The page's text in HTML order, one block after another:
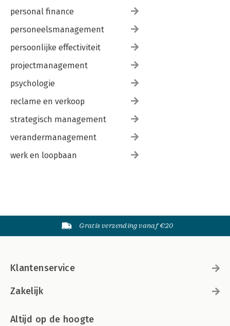
personal finance
personeelsmanagement
persoonlijke effectiviteit
projectmanagement
psychologie
reclame en verkoop
strategisch management
verandermanagement
werk en loopbaan
Gratis verzending vanaf €20
Klantenservice
Zakelijk
Altijd op de hoogte